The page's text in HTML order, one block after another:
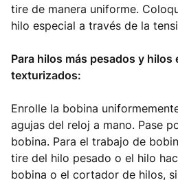
tire de manera uniforme.
hilo especial a través de la
Para hilos más pesados y hilos
texturizados:
Enrolle la bobina
agujas del reloj a mano. Pase
bobina. Para el trabajo de
tire del hilo pesado o el hilo
bobina o el cortador de hilos,